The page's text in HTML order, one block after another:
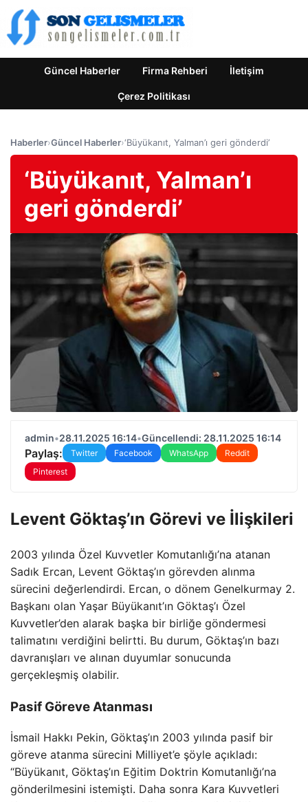
Güncel Haberler Firma Rehberi İletişim
Çerez Politikası
Haberler›Güncel Haberler›‘Büyükanıt, Yalman’ı geri gönderdi’
‘Büyükanıt, Yalman’ı
geri gönderdi’
admin•28.11.2025 16:14•Güncellendi: 28.11.2025 16:14
Paylaş: Twitter Facebook WhatsApp
Reddit
Pinterest
Levent Göktaş’ın Görevi ve İlişkileri
2003 yılında Özel Kuvvetler Komutanlığı’na atanan
Sadık Ercan, Levent Göktaş’ın görevden alınma
sürecini değerlendirdi. Ercan, o dönem Genelkurmay 2.
Başkanı olan Yaşar Büyükanıt’ın Göktaş’ı Özel
Kuvvetler’den alarak başka bir birliğe göndermesi
talimatını verdiğini belirtti. Bu durum, Göktaş’ın bazı
davranışları ve alınan duyumlar sonucunda
gerçekleşmiş olabilir.
Pasif Göreve Atanması
İsmail Hakkı Pekin, Göktaş’ın 2003 yılında pasif bir
göreve atanma sürecini Milliyet’e şöyle açıkladı:
“Büyükanıt, Göktaş’ın Eğitim Doktrin Komutanlığı’na
gönderilmesini istemişti. Daha sonra Kara Kuvvetleri